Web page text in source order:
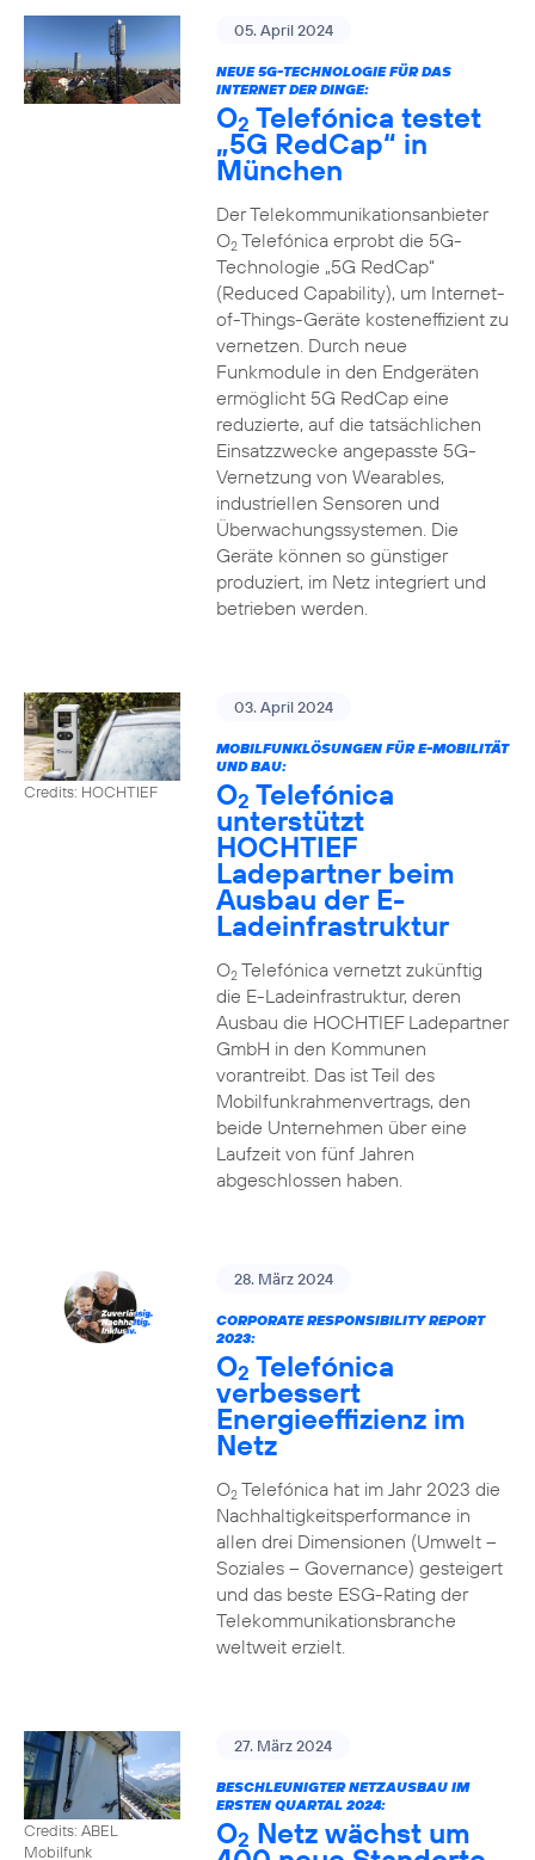
05. April 2024
NEUE 5G-TECHNOLOGIE FÜR DAS
INTERNET DER DINGE:
O2 Telefónica testet
„5G RedCap“ in
München
Der Telekommunikationsanbieter
O2Telefónica erprobt die 5G-
Technologie „5G RedCap“
(Reduced Capability), um Internet-
of-Things-Geräte kosteneffizient zu
vernetzen. Durch neue
Funkmodule in den Endgeräten
ermöglicht 5G RedCap eine
reduzierte, auf die tatsächlichen
Einsatzzwecke angepasste 5G-
Vernetzung von Wearables,
industriellen Sensoren und
Überwachungssystemen. Die
Geräte können so günstiger
produziert, im Netz integriert und
betrieben werden.
Credits: HOCHTIEF
03. April 2024
MOBILFUNKLÖSUNGEN FÜR E-MOBILITÄT
UND BAU:
O2 Telefónica
unterstützt
HOCHTIEF
Ladepartner beim
Ausbau der E-
Ladeinfrastruktur
O2Telefónica vernetzt zukünftig
die E-Ladeinfrastruktur, deren
Ausbau die HOCHTIEF Ladepartner
GmbH in den Kommunen
vorantreibt. Das ist Teil des
Mobilfunkrahmenvertrags, den
beide Unternehmen über eine
Laufzeit von fünf Jahren
abgeschlossen haben.
28. März 2024
CORPORATE RESPONSIBILITY REPORT
2023:
O2 Telefónica
verbessert
Energieeffizienz im
Netz
O2Telefónica hat im Jahr 2023 die
Nachhaltigkeitsperformance in
allen drei Dimensionen (Umwelt –
Soziales – Governance) gesteigert
und das beste ESG-Rating der
Telekommunikationsbranche
weltweit erzielt.
Credits: ABEL
Mobilfunk
27. März 2024
BESCHLEUNIGTER NETZAUSBAU IM
ERSTEN QUARTAL 2024:
O2 Netz wächst um